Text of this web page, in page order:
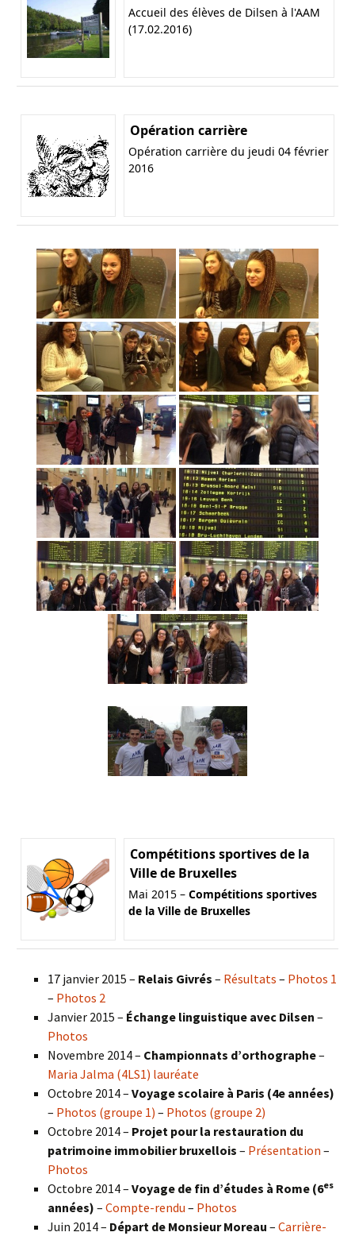
Accueil des élèves de Dilsen à l'AAM
(17.02.2016)
Opération carrière
Opération carrière du jeudi 04 février
2016
Compétitions sportives de la
Ville de Bruxelles
Mai 2015 – Compétitions sportives
de la Ville de Bruxelles
17 janvier 2015 – Relais Givrés – Résultats – Photos 1
– Photos 2
Janvier 2015 – Échange linguistique avec Dilsen –
Photos
Novembre 2014 – Championnats d’orthographe–
Maria Jalma (4LS1) lauréate
Octobre 2014 – Voyage scolaire à Paris (4e années)
– Photos (groupe 1) – Photos (groupe 2)
Octobre 2014 – Projet pour la restauration du
patrimoine immobilier bruxellois – Présentation –
Photos
Octobre 2014 – Voyage de fin d’études à Rome (6es
années) – Compte-rendu – Photos
Juin 2014 – Départ de Monsieur Moreau – Carrière-